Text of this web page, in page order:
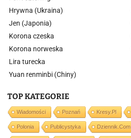
Hrywna (Ukraina)
Jen (Japonia)
Korona czeska
Korona norweska
Lira turecka
Yuan renminbi (Chiny)
TOP KATEGORIE
Wiadomości Poznań Kresy.pl
Polonia Publicystyka Dziennik.com